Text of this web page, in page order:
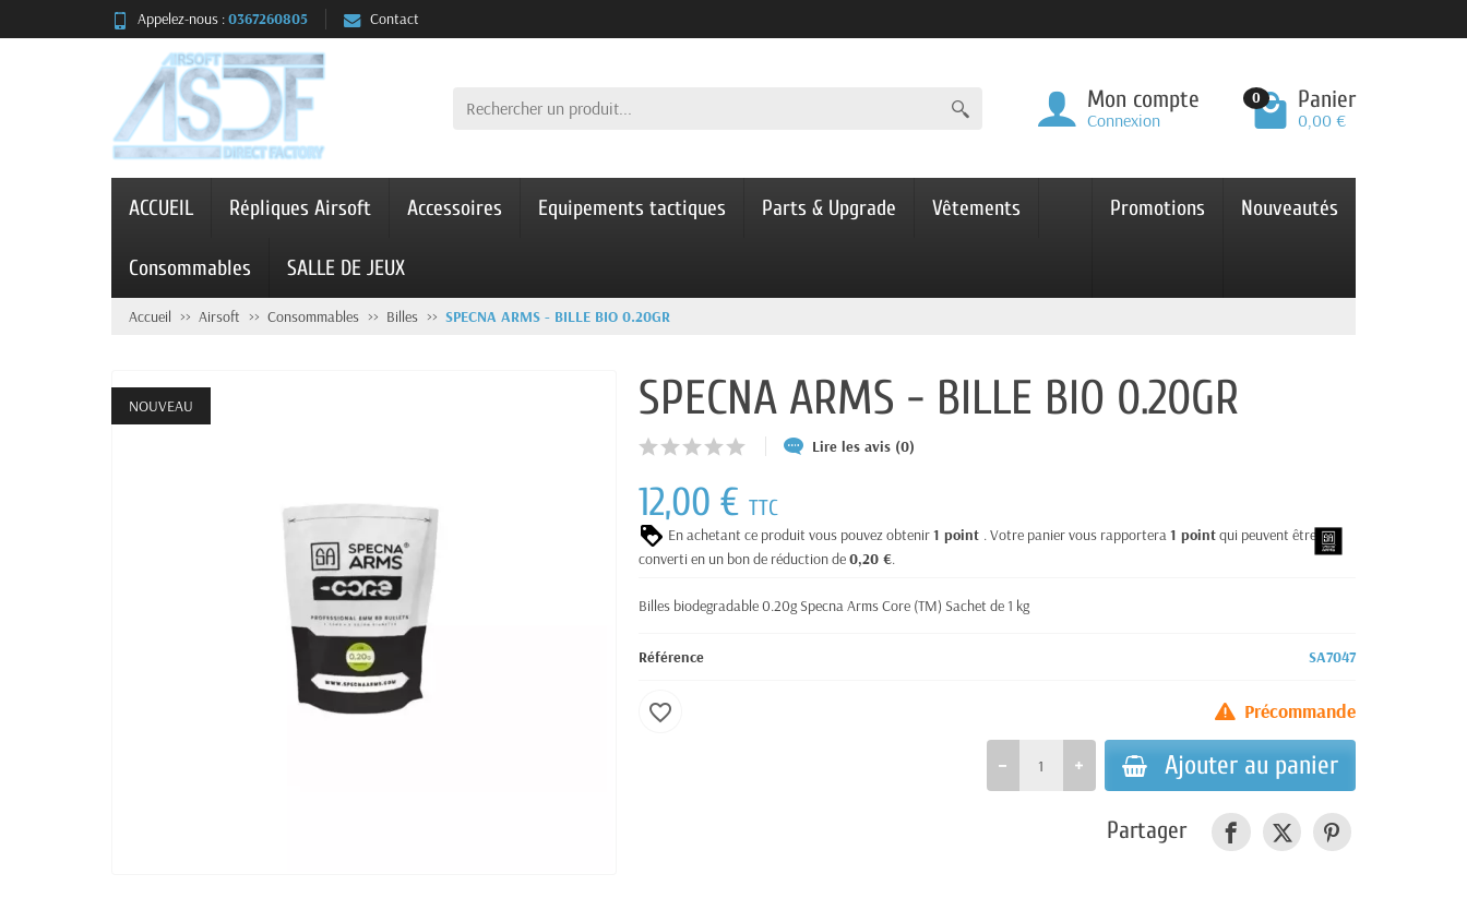
Appelez-nous :0367260805 Contact
Mon compte
Connexion
0 Panier
0,00 €
ACCUEIL Répliques Airsoft Accessoires Equipements tactiques Parts & Upgrade Vêtements
Consommables SALLE DE JEUX
Promotions Nouveautés
Accueil Airsoft Consommables Billes SPECNA ARMS - BILLE BIO 0.20GR
NOUVEAU SPECNA ARMS - BILLE BIO 0.20GR
Lire les avis (0)
12,00 €TTC
En achetant ce produit vous pouvez obtenir1 point . Votre panier vous rapportera1 pointqui peuvent être
converti en un bon de réduction de0,20 €.
Billes biodegradable 0.20g Specna Arms Core (TM) Sachet de 1 kg
Référence SA7047
Précommande
Ajouter au panier
favorite_border
Partager